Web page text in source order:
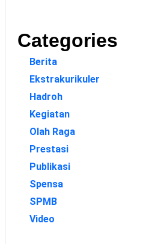
Categories
Berita
Ekstrakurikuler
Hadroh
Kegiatan
Olah Raga
Prestasi
Publikasi
Spensa
SPMB
Video